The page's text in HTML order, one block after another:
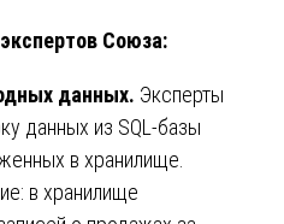
Союза:
данных. Эксперты
данных из SQL-базы
в хранилище.
в хранилище